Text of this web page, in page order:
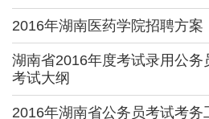
2016年湖南医药学院招聘方案
湖南省2016年度考试录用公务
考试大纲
2016年湖南省公务员考试考务